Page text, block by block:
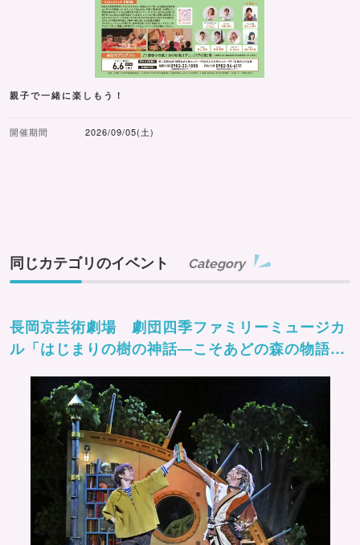
親子で一緒に楽しもう！
開催期間 2026/09/05(土)
同じカテゴリのイベント Category
長岡京芸術劇場 劇団四季ファミリーミュージカ
ル「はじまりの樹の神話―こそあどの森の物語